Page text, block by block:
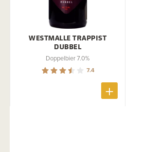
WESTMALLE TRAPPIST
DUBBEL
Doppelbier 7.0%
7.4